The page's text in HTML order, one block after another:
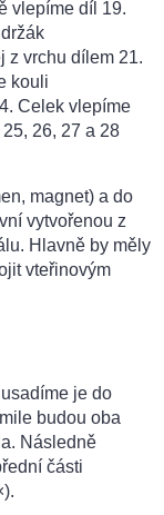
vlepíme díl 19.
z vrchu dílem 21.
kouli
Celek vlepíme
26, 27 a 28
magnet) a do
vytvořenou z
Hlavně by měly
vteřinovým
je do
budou oba
Následně
části